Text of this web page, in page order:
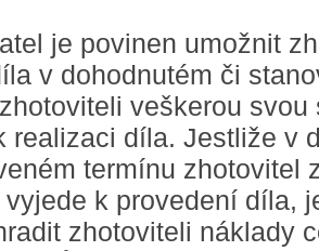
je povinen umožnit
v dohodnutém či
veškerou svou
realizaci díla. Jestliže v
termínu zhotovitel
k provedení díla,
zhotoviteli náklady